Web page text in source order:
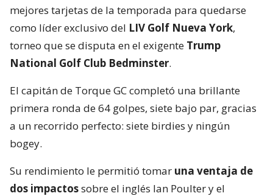
mejores tarjetas de la temporada para quedarse
como líder exclusivo del LIV Golf Nueva York,
torneo que se disputa en el exigente Trump
National Golf Club Bedminster.
El capitán de Torque GC completó una brillante
primera ronda de 64 golpes, siete bajo par, gracias
a un recorrido perfecto: siete birdies y ningún
bogey.
Su rendimiento le permitió tomar una ventaja de
dos impactossobre el inglés Ian Poulter y el